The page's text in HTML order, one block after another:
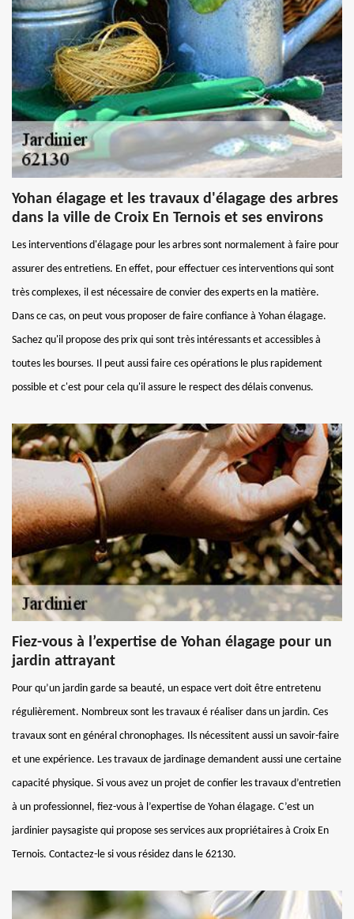
Yohan élagage et les travaux d'élagage des arbres
dans la ville de Croix En Ternois et ses environs
Les interventions d'élagage pour les arbres sont normalement à faire pour
assurer des entretiens. En effet, pour effectuer ces interventions qui sont
très complexes, il est nécessaire de convier des experts en la matière.
Dans ce cas, on peut vous proposer de faire confiance à Yohan élagage.
Sachez qu'il propose des prix qui sont très intéressants et accessibles à
toutes les bourses. Il peut aussi faire ces opérations le plus rapidement
possible et c'est pour cela qu'il assure le respect des délais convenus.
Fiez-vous à l’expertise de Yohan élagage pour un
jardin attrayant
Pour qu’un jardin garde sa beauté, un espace vert doit être entretenu
régulièrement. Nombreux sont les travaux é réaliser dans un jardin. Ces
travaux sont en général chronophages. Ils nécessitent aussi un savoir-faire
et une expérience. Les travaux de jardinage demandent aussi une certaine
capacité physique. Si vous avez un projet de confier les travaux d’entretien
à un professionnel, fiez-vous à l’expertise de Yohan élagage. C’est un
jardinier paysagiste qui propose ses services aux propriétaires à Croix En
Ternois. Contactez-le si vous résidez dans le 62130.